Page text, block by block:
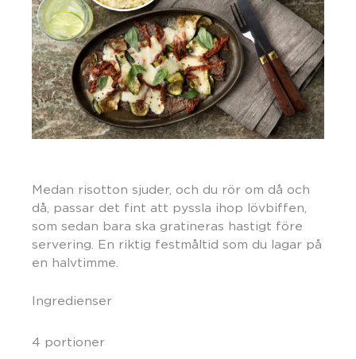
Medan risotton sjuder, och du rör om då och
då, passar det fint att pyssla ihop lövbiffen,
som sedan bara ska gratineras hastigt före
servering. En riktig festmåltid som du lagar på
en halvtimme.
Ingredienser
4 portioner